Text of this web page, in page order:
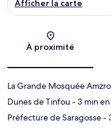
Afficher la carte
À proximité
La Grande Mosquée
Dunes de Tinfou- 3 min
Préfecture de Saragosse-